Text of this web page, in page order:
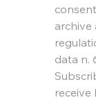
archive
data n.
receive